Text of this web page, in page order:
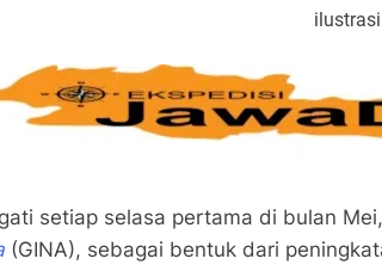
setiap selasa pertama di bulan
(GINA), sebagai bentuk dari